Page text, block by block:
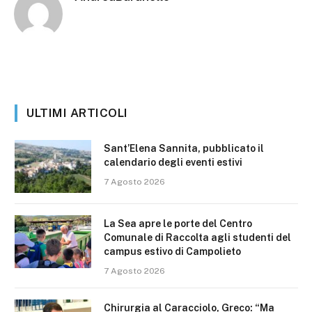
ULTIMI ARTICOLI
Sant’Elena Sannita, pubblicato il
calendario degli eventi estivi
7 Agosto 2026
La Sea apre le porte del Centro
Comunale di Raccolta agli studenti del
campus estivo di Campolieto
7 Agosto 2026
Chirurgia al Caracciolo, Greco: “Ma